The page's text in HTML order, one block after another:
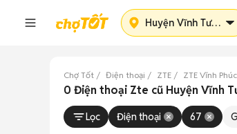
Huyện Vĩnh Tường
Chợ Tốt Điện thoại ZTE ZTE Vĩnh Phúc
0 Điện thoại Zte cũ Huyện Vĩnh
Lọc Điện thoại 67